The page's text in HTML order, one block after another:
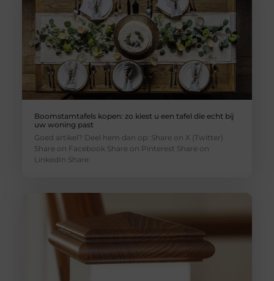
Boomstamtafels kopen: zo kiest u een tafel die echt bij
uw woning past
Goed artikel? Deel hem dan op: Share on X (Twitter)
Share on Facebook Share on Pinterest Share on
LinkedIn Share